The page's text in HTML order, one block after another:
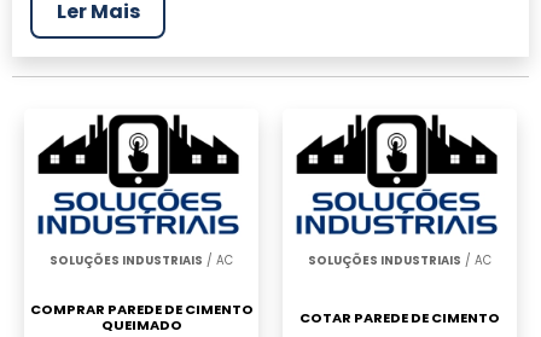
realizar um orçamento de Parede de cimento
queimado, clique em um ou mais dos
anuciantes a seguir:
Ler Mais
SOLUÇÕES INDUSTRIAIS / AC
COMPRAR PAREDE DE CIMENTO
QUEIMADO
SOLUÇÕES INDUSTRIAIS / AC
COTAR PAREDE DE CIMENTO